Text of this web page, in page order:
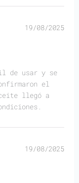
19/08/2025
de usar y se
el
llegó a
19/08/2025